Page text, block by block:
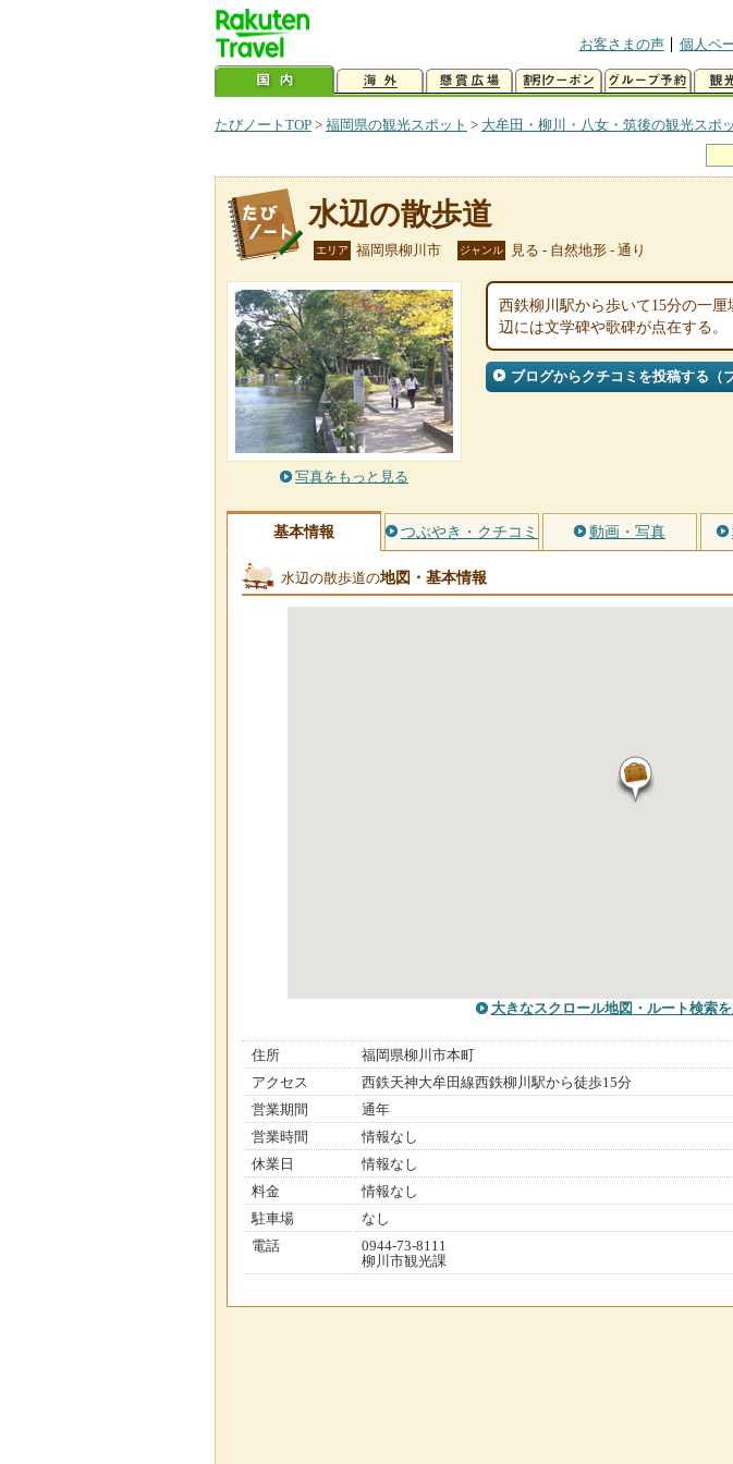
お客さまの声
個人ペ
たびノートTOP > 福岡県の観光スポット > 大牟田・柳川・八女・筑後の観光スポ
水辺の散歩道
エリア 福岡県柳川市 ジャンル 見る - 自然地形 - 通り
写真をもっと見る
西鉄柳川駅から歩いて15分の一
辺には文学碑や歌碑が点在する。
ブログからクチコミを投稿する（
基本情報 つぶやき・クチコミ 動画・写真
水辺の散歩道の地図・基本情報
大きなスクロール地図 ・ルート検索
住所
福岡県柳川市本町
アクセス
西鉄天神大牟田線西鉄柳川駅から徒歩15分
営業期間
通年
営業時間
情報なし
休業日
情報なし
料金
情報なし
駐車場
なし
電話
0944-73-8111
柳川市観光課